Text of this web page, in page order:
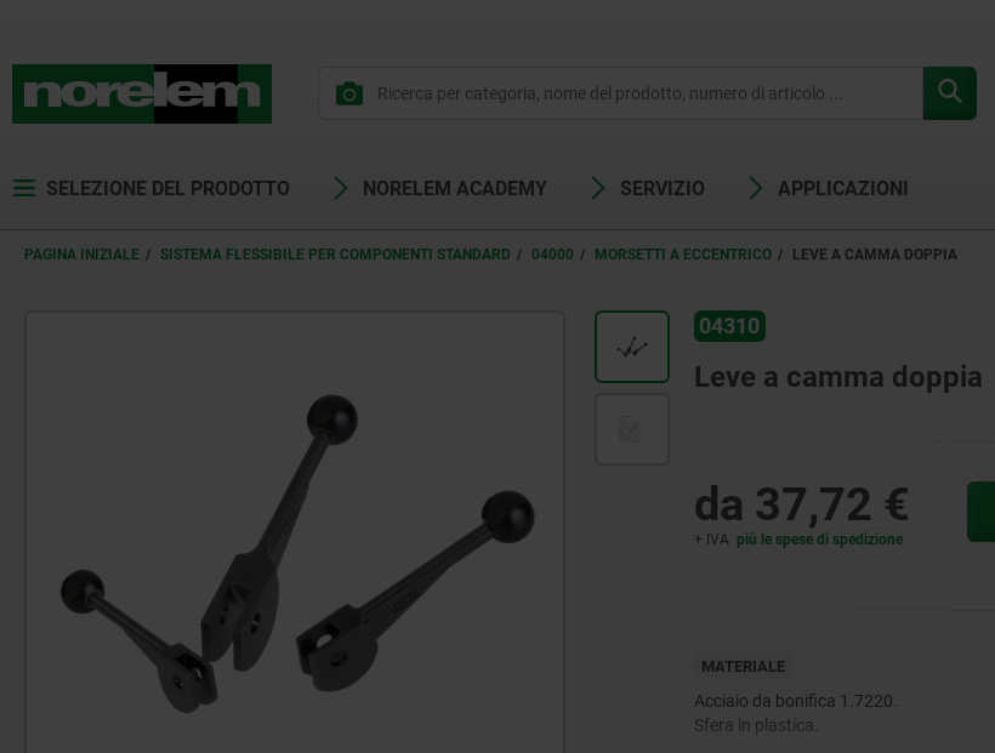
SELEZIONE DEL PRODOTTO NORELEM ACADEMY SERVIZIO APPLICAZIONI
PAGINA INIZIALE SISTEMA FLESSIBILE PER COMPONENTI STANDARD 04000 MORSETTI A ECCENTRICO LEVE A CAMMA DOPPIA
04310
Leve a camma doppia
da 37,72 €
+ IVA più le spese di spedizione
MATERIALE
Acciaio da bonifica 1.7220.
Sfera in plastica.